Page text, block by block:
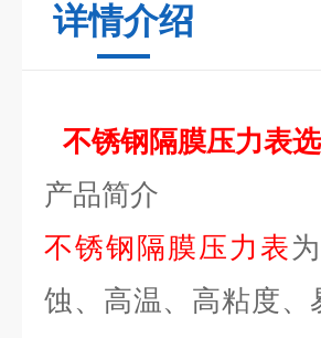
详情介绍
不锈钢隔膜压力表
产品简介
不锈钢隔膜压力表
蚀、高温、高粘度